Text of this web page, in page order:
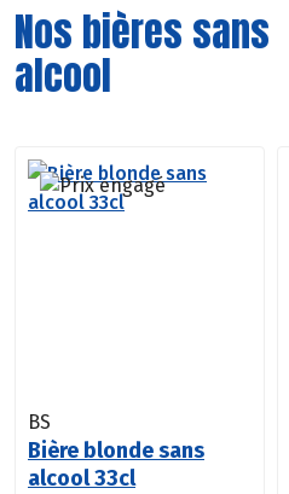
Nos bières sans
alcool
BS
Bière blonde sans
alcool 33cl